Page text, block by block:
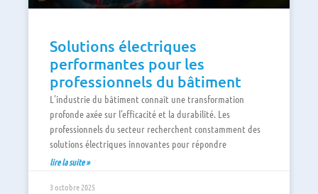
Solutions électriques
performantes pour les
professionnels du bâtiment
L’industrie du bâtiment connaît une transformation
profonde axée sur l’efficacité et la durabilité. Les
professionnels du secteur recherchent constamment des
solutions électriques innovantes pour répondre
lire la suite »
3 octobre 2025